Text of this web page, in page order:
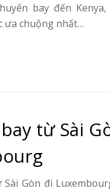
bay đến
ưa chuộng nhất…
từ Sài
Sài Gòn đi